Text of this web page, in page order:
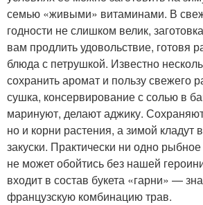
семью «живыми» витаминами. В
годности не слишком велик,
вам продлить удовольствие, готовя
блюда с петрушкой. Известно
сохранить аромат и пользу свежего
сушка, консервирование с солью в
маринуют, делают аджику.
но и корни растения, а зимой кладут
закуски. Практически ни одно
не может обойтись без нашей
входит в состав букета «гарни» —
французскую комбинацию трав.